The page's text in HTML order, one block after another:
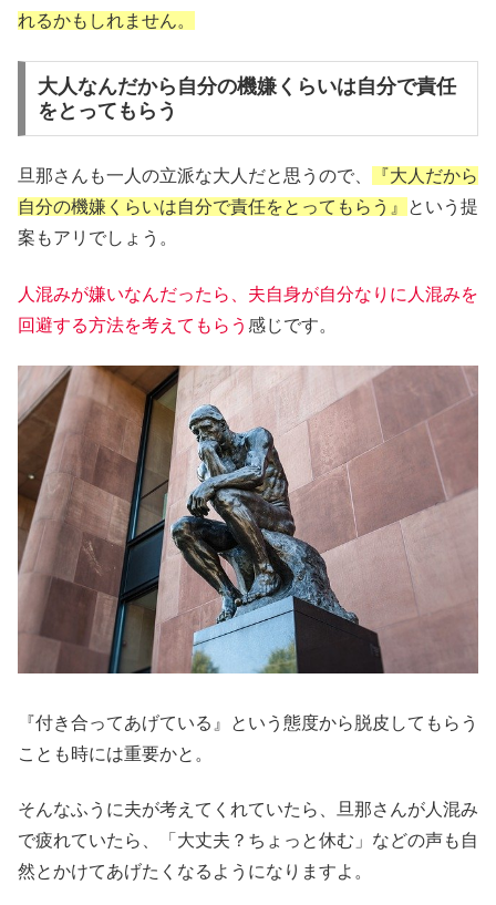
れるかもしれません。
大人なんだから自分の機嫌くらいは自分で責任
をとってもらう
旦那さんも一人の立派な大人だと思うので、
『大人だから
自分の機嫌くらいは自分で責任をとってもらう』
という提
案もアリでしょう。
人混みが嫌いなんだったら、夫自身が自分なりに人混みを
回避する方法を考えてもらう 感じです。
『付き合ってあげている』という態度から脱皮してもらう
ことも時には重要かと。
そんなふうに夫が考えてくれていたら、旦那さんが人混み
で疲れていたら、「大丈夫？ちょっと休む」などの声も自
然とかけてあげたくなるようになりますよ。